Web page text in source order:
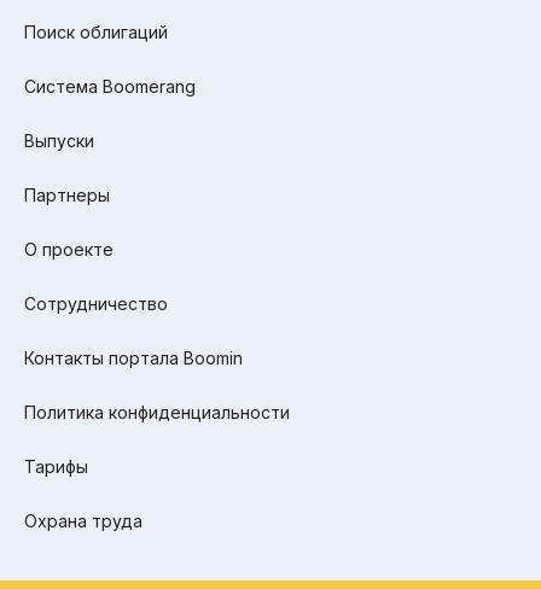
Поиск облигаций
Система Boomerang
Выпуски
Партнеры
О проекте
Сотрудничество
Контакты портала Boomin
Политика конфиденциальности
Тарифы
Охрана труда